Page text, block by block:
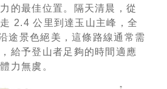
的最佳位置。隔天清晨，從
2.4 公里到達玉山主峰，全
途景色絕美，這條路線通常需
給予登山者足夠的時間適應
力無虞。